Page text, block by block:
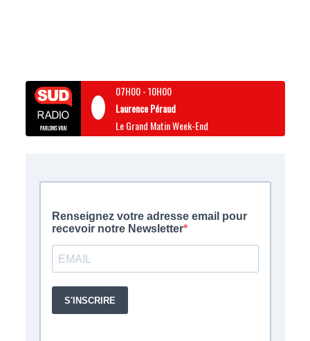
07H00-10H00
Laurence Péraud
Le Grand Matin Week-End